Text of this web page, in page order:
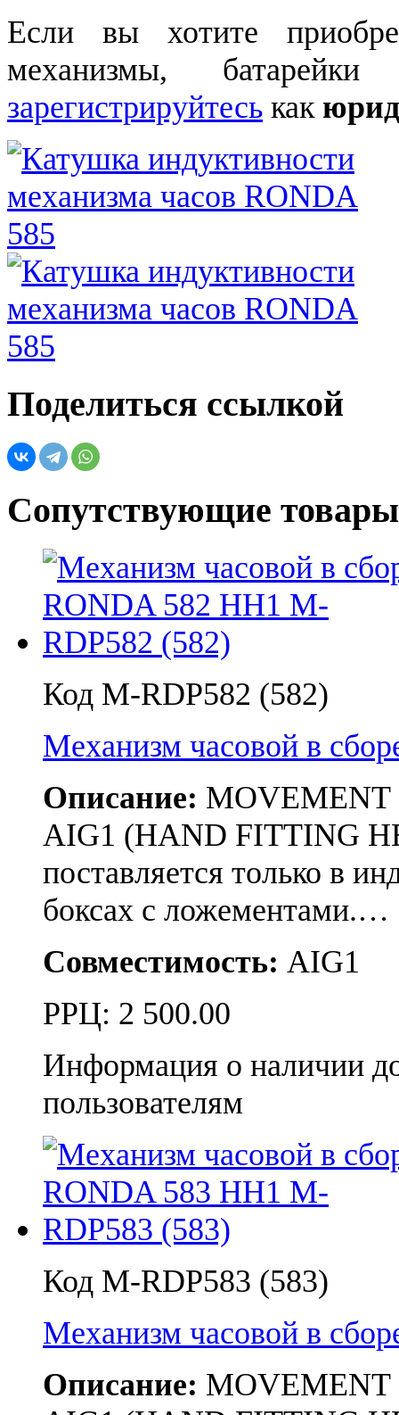
Если вы хотите
механизмы,
зарегистрируйтесь как
Поделиться ссылкой
Сопутствующие товары
Код M-RDP582 (582)
Механизм часовой в
Описание: MOVEMENT
AIG1 (HAND FITTING
поставляется только в
боксах с ложементами.…
Совместимость: AIG1
РРЦ: 2 500.00
Информация о наличии
пользователям
Код M-RDP583 (583)
Механизм часовой в
Описание: MOVEMENT